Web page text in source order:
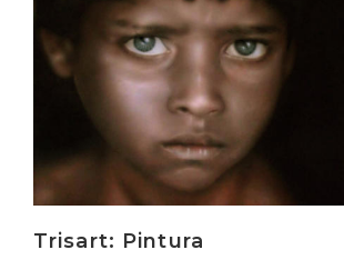
Trisart: Pintura